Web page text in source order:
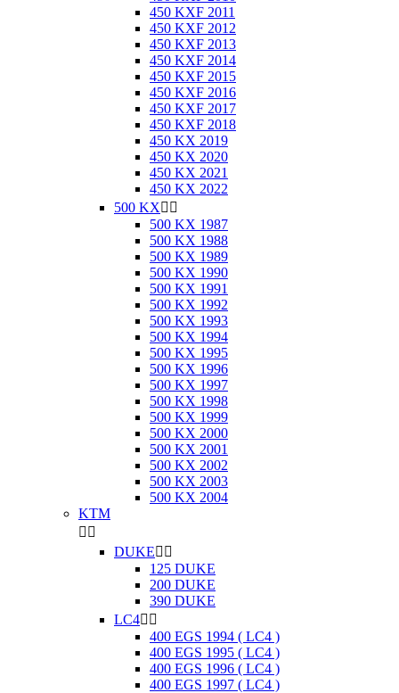
450 KXF 2011
450 KXF 2012
450 KXF 2013
450 KXF 2014
450 KXF 2015
450 KXF 2016
450 KXF 2017
450 KXF 2018
450 KX 2019
450 KX 2020
450 KX 2021
450 KX 2022
500 KX 
500 KX 1987
500 KX 1988
500 KX 1989
500 KX 1990
500 KX 1991
500 KX 1992
500 KX 1993
500 KX 1994
500 KX 1995
500 KX 1996
500 KX 1997
500 KX 1998
500 KX 1999
500 KX 2000
500 KX 2001
500 KX 2002
500 KX 2003
500 KX 2004
KTM
 
DUKE 
125 DUKE
200 DUKE
390 DUKE
LC4 
400 EGS 1994 ( LC4 )
400 EGS 1995 ( LC4 )
400 EGS 1996 ( LC4 )
400 EGS 1997 ( LC4 )